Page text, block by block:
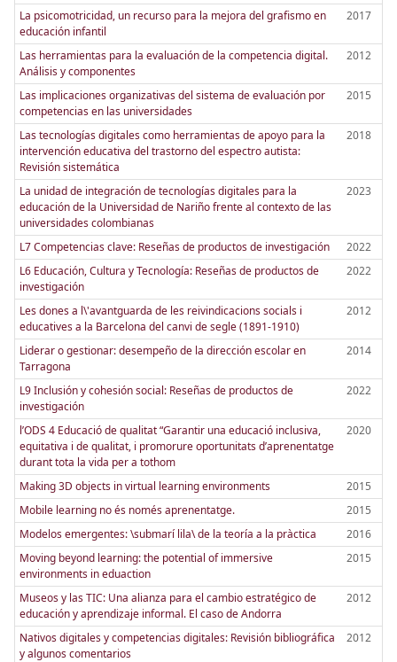
La psicomotricidad, un recurso para la mejora del grafismo en
educación infantil
2017
Las herramientas para la evaluación de la competencia digital.
Análisis y componentes
2012
Las implicaciones organizativas del sistema de evaluación por
competencias en las universidades
2015
Las tecnologías digitales como herramientas de apoyo para la
intervención educativa del trastorno del espectro autista:
Revisión sistemática
2018
La unidad de integración de tecnologías digitales para la
educación de la Universidad de Nariño frente al contexto de las
universidades colombianas
2023
L7 Competencias clave: Reseñas de productos de investigación
2022
L6 Educación, Cultura y Tecnología: Reseñas de productos de
investigación
2022
Les dones a l\'avantguarda de les reivindicacions socials i
educatives a la Barcelona del canvi de segle (1891-1910)
2012
Liderar o gestionar: desempeño de la dirección escolar en
Tarragona
2014
L9 Inclusión y cohesión social: Reseñas de productos de
investigación
2022
l’ODS 4 Educació de qualitat “Garantir una educació inclusiva,
equitativa i de qualitat, i promorure oportunitats d’aprenentatge
durant tota la vida per a tothom
2020
Making 3D objects in virtual learning environments
2015
Mobile learning no és només aprenentatge.
2015
Modelos emergentes: \submarí lila\ de la teoría a la pràctica
2016
Moving beyond learning: the potential of immersive
environments in eduaction
2015
Museos y las TIC: Una alianza para el cambio estratégico de
educación y aprendizaje informal. El caso de Andorra
2012
Nativos digitales y competencias digitales: Revisión bibliográfica
y algunos comentarios
2012